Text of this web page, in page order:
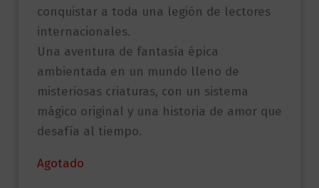
conquistar a toda una legión de lectores
internacionales.
Una aventura de fantasía épica
ambientada en un mundo lleno de
misteriosas criaturas, con un sistema
mágico original y una historia de amor que
desafía al tiempo.
Agotado